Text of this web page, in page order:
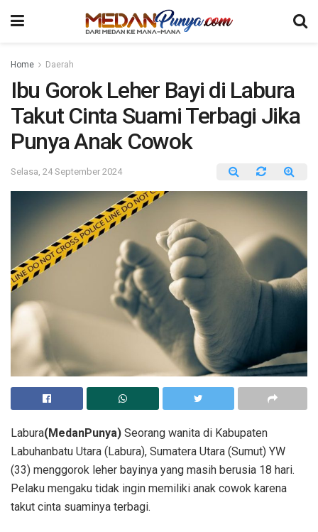
Home Daerah
Ibu Gorok Leher Bayi di Labura
Takut Cinta Suami Terbagi Jika
Punya Anak Cowok
Selasa, 24 September 2024
Labura(MedanPunya) Seorang wanita di Kabupaten
Labuhanbatu Utara (Labura), Sumatera Utara (Sumut) YW
(33) menggorok leher bayinya yang masih berusia 18 hari.
Pelaku mengaku tidak ingin memiliki anak cowok karena
takut cinta suaminya terbagi.